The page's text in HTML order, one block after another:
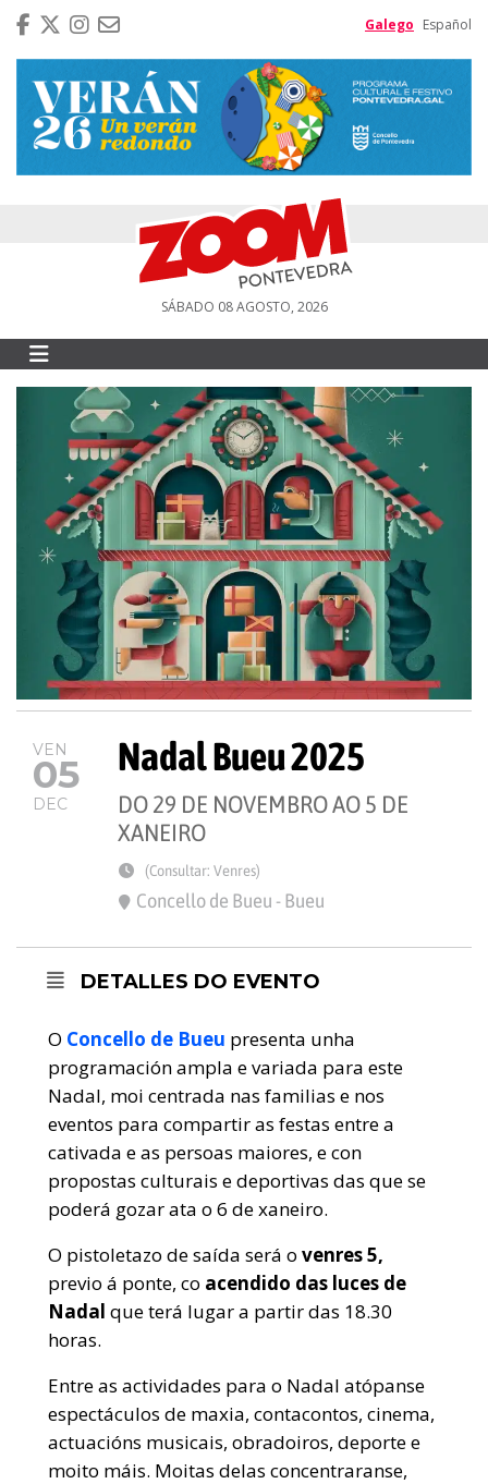
Galego Español
SÁBADO 08 AGOSTO, 2026
VEN
05
DEC
Nadal Bueu 2025
DO 29 DE NOVEMBRO AO 5 DE
XANEIRO
(Consultar: Venres)
Concello de Bueu - Bueu
DETALLES DO EVENTO
O Concello de Bueu presenta unha
programación ampla e variada para este
Nadal, moi centrada nas familias e nos
eventos para compartir as festas entre a
cativada e as persoas maiores, e con
propostas culturais e deportivas das que se
poderá gozar ata o 6 de xaneiro.
O pistoletazo de saída será o venres 5,
previo á ponte, co acendido das luces de
Nadal que terá lugar a partir das 18.30
horas.
Entre as actividades para o Nadal atópanse
espectáculos de maxia, contacontos, cinema,
actuacións musicais, obradoiros, deporte e
moito máis. Moitas delas concentraranse,